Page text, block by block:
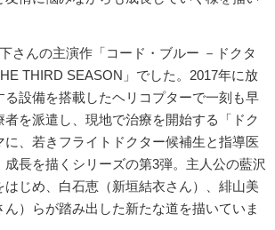
さんの主演作「コード・ブルー －ドクタ
THIRD SEASON」でした。2017年に放
る設備を搭載したヘリコプターで一刻も早
者を派遣し、現地で治療を開始する「ドク
に、若きフライトドクター候補生と指導医
成長を描くシリーズの第3弾。主人公の藍沢
じめ、白石恵（新垣結衣さん）、緋山美
）らが踏み出した新たな道を描いていま